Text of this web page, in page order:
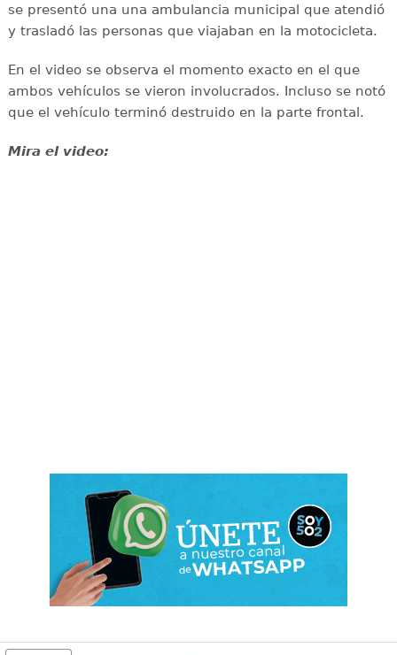
se presentó una una ambulancia municipal que atendió
y trasladó las personas que viajaban en la motocicleta.
En el video se observa el momento exacto en el que
ambos vehículos se vieron involucrados. Incluso se notó
que el vehículo terminó destruido en la parte frontal.
Mira el video: